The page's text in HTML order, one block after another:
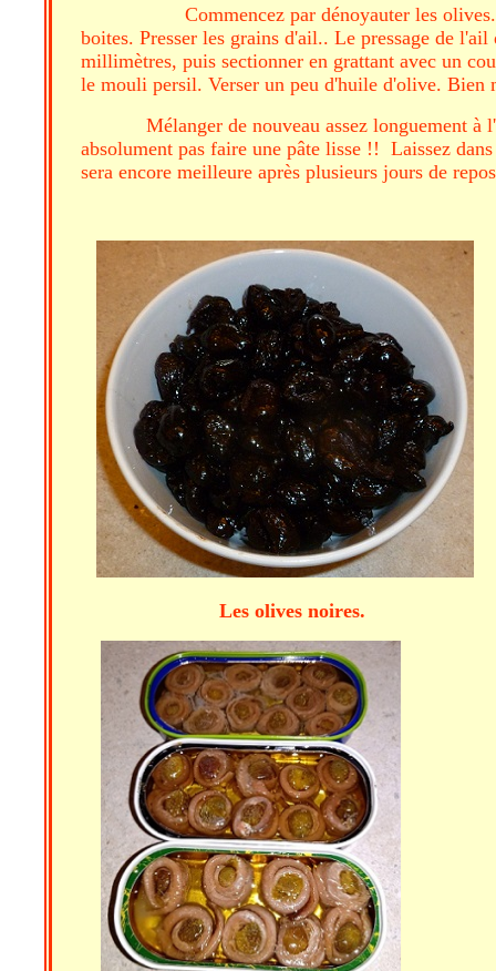
Commencez par dénoyauter les olives.
boites. Presser les grains d'ail.. Le pressage de
millimètres, puis sectionner en grattant avec un
le mouli persil. Verser un peu d'huile d'olive. Bien
Mélanger de nouveau assez longuement
absolument pas faire une pâte lisse !! Laissez
sera encore meilleure après plusieurs jours de
Les olives